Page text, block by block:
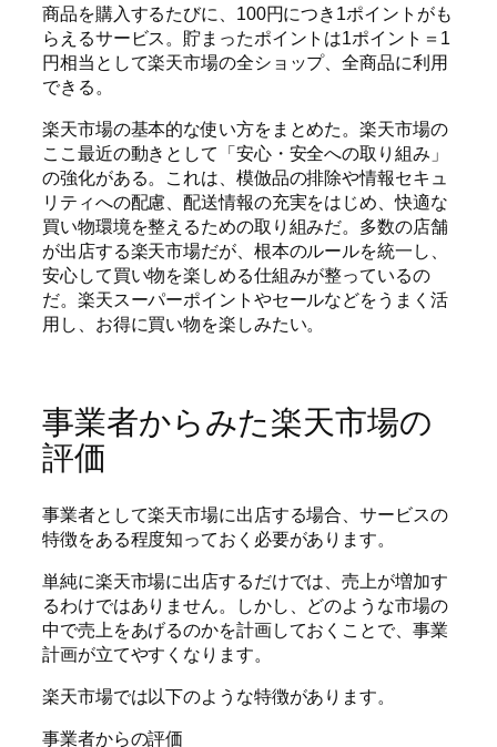
商品を購入するたびに、100円につき1ポイントがも
らえるサービス。貯まったポイントは1ポイント＝1
円相当として楽天市場の全ショップ、全商品に利用
できる。
楽天市場の基本的な使い方をまとめた。楽天市場の
ここ最近の動きとして「安心・安全への取り組み」
の強化がある。これは、模倣品の排除や情報セキュ
リティへの配慮、配送情報の充実をはじめ、快適な
買い物環境を整えるための取り組みだ。多数の店舗
が出店する楽天市場だが、根本のルールを統一し、
安心して買い物を楽しめる仕組みが整っているの
だ。楽天スーパーポイントやセールなどをうまく活
用し、お得に買い物を楽しみたい。
事業者からみた楽天市場の
評価
事業者として楽天市場に出店する場合、サービスの
特徴をある程度知っておく必要があります。
単純に楽天市場に出店するだけでは、売上が増加す
るわけではありません。しかし、どのような市場の
中で売上をあげるのかを計画しておくことで、事業
計画が立てやすくなります。
楽天市場では以下のような特徴があります。
事業者からの評価